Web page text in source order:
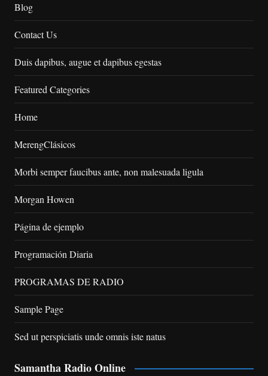
Blog
Contact Us
Duis dapibus, augue et dapibus egestas
Featured Categories
Home
MerengClásicos
Morbi semper faucibus ante, non malesuada ligula
Morgan Howen
Página de ejemplo
Programación Diaria
PROGRAMAS DE RADIO
Sample Page
Sed ut perspiciatis unde omnis iste natus
Samantha Radio Online